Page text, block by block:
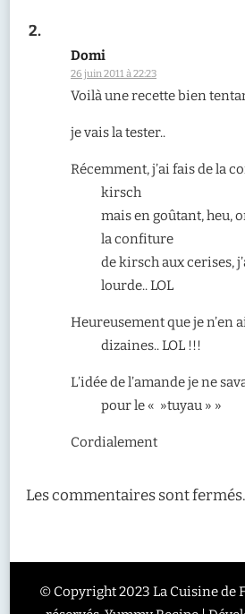
Domi
26 juin 2011 à 22:23
Voilà une recette bien
je vais la tester..
Récemment, j’ai fais de la
kirsch
mais en goûtant, heu,
la confiture
de kirsch aux cerises,
lourde.. LOL
Heureusement que je n’en
dizaines.. LOL !!!
L’idée de l’amande je ne
pour le « »tuyau » »
Cordialement
Les commentaires sont fermés.
© Copyright 2023 La Cuisine de